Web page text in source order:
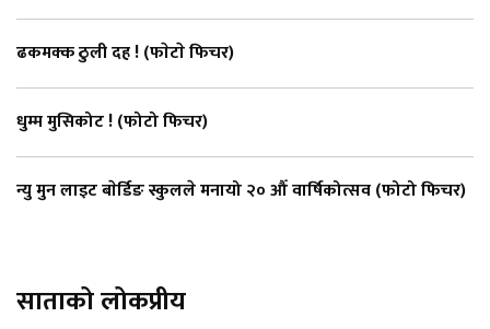
ढकमक्क ठुली दह ! (फाेटाे फिचर)
धुम्म मुसिकोट ! (फोटो फिचर)
न्यु मुन लाइट बाेर्डिङ स्कुलले मनायो २० औँ वार्षिकोत्सव (फोटो फिचर)
साताको लोकप्रीय